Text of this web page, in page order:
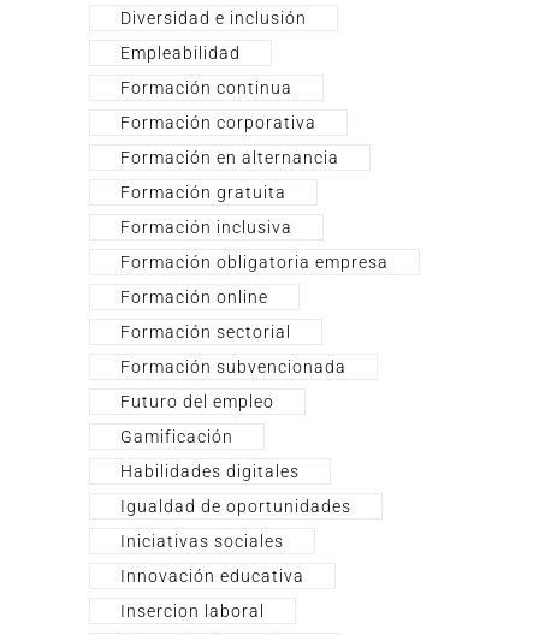
Diversidad e inclusión
Empleabilidad
Formación continua
Formación corporativa
Formación en alternancia
Formación gratuita
Formación inclusiva
Formación obligatoria empresa
Formación online
Formación sectorial
Formación subvencionada
Futuro del empleo
Gamificación
Habilidades digitales
Igualdad de oportunidades
Iniciativas sociales
Innovación educativa
Insercion laboral